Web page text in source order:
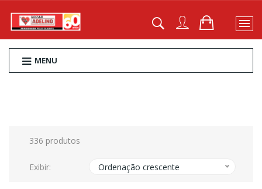
MENU
336 produtos
Exibir: Ordenação crescente